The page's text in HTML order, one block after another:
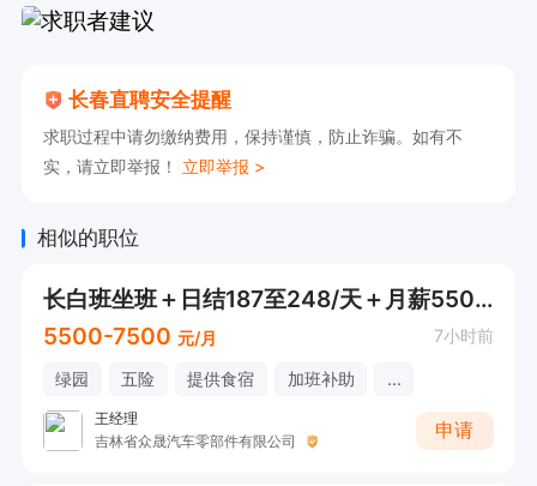
长春直聘安全提醒
求职过程中请勿缴纳费用，保持谨慎，防止诈骗。如有不
实，请立即举报！ 立即举报 >
相似的职位
长白班坐班＋日结187至248/天＋月薪5500加电子厂
5500-7500 元/月 7小时前
绿园 五险 提供食宿 加班补助 ...
王经理
吉林省众晟汽车零部件有限公司
申请